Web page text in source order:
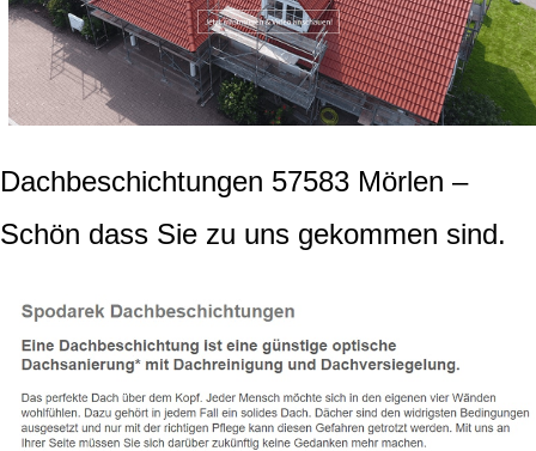
Dachbeschichtungen 57583 Mörlen –
Schön dass Sie zu uns gekommen sind.